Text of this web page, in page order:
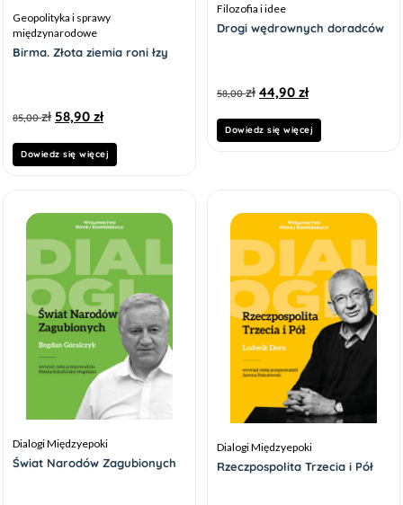
Geopolityka i sprawy
międzynarodowe
Birma. Złota ziemia roni łzy
85,00zł 58,90 zł
Dowiedz się więcej
Filozofia i idee
Drogi wędrownych doradców
58,00zł 44,90 zł
Dowiedz się więcej
Dialogi Międzyepoki
Świat Narodów Zagubionych
Dialogi Międzyepoki
Rzeczpospolita Trzecia i Pół